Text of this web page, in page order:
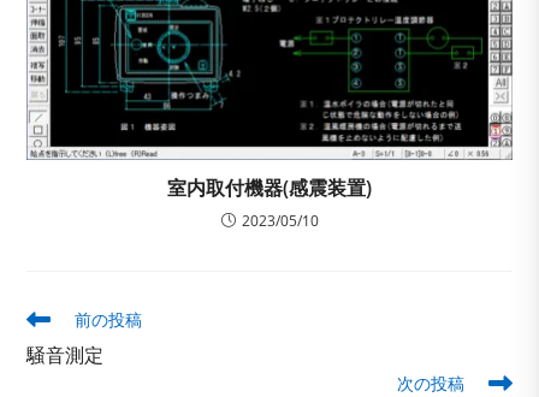
室内取付機器(感震装置)
2023/05/10
そ
の
他
前の投稿
騒音測定
次の投稿